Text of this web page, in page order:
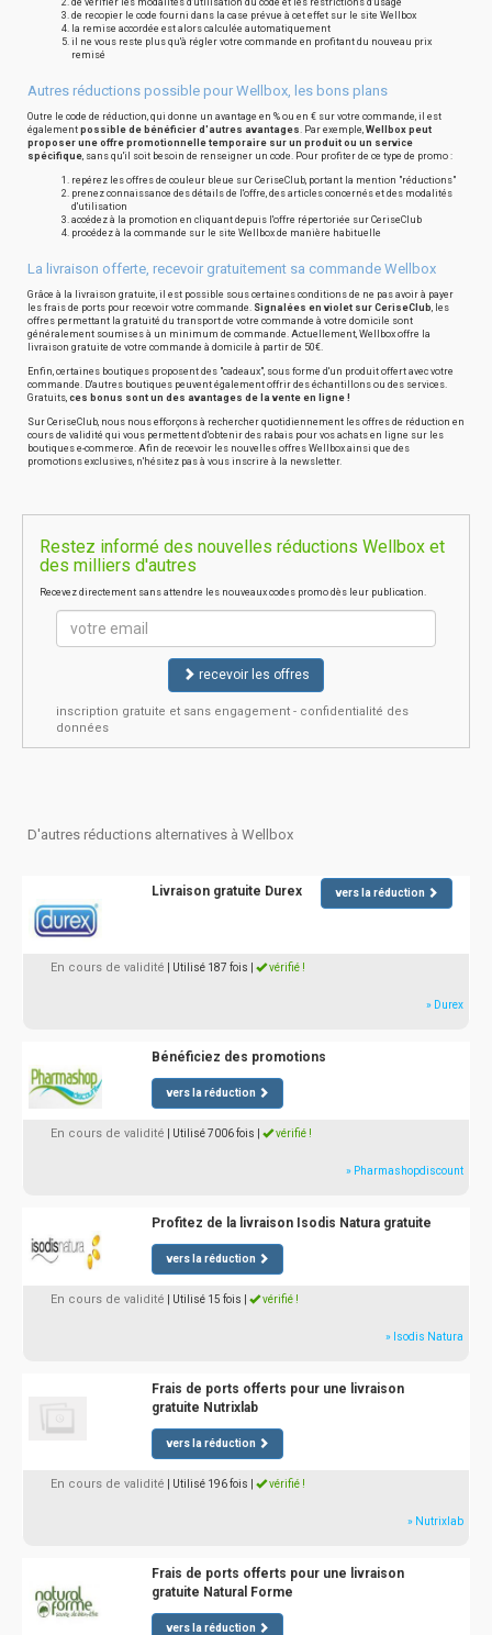
de vérifier les modalités d'utilisation du code et les restrictions d'usage
de recopier le code fourni dans la case prévue à cet effet sur le site Wellbox
la remise accordée est alors calculée automatiquement
il ne vous reste plus qu'à régler votre commande en profitant du nouveau prix
remisé
Autres réductions possible pour Wellbox, les bons plans
Outre le code de réduction, qui donne un avantage en % ou en € sur votre commande, il est
également possible de bénéficier d'autres avantages. Par exemple, Wellbox peut
proposer une offre promotionnelle temporaire sur un produit ou un service
spécifique, sans qu'il soit besoin de renseigner un code. Pour profiter de ce type de promo :
repérez les offres de couleur bleue sur CeriseClub, portant la mention "réductions"
prenez connaissance des détails de l'offre, des articles concernés et des modalités
d'utilisation
accédez à la promotion en cliquant depuis l'offre répertoriée sur CeriseClub
procédez à la commande sur le site Wellbox de manière habituelle
La livraison offerte, recevoir gratuitement sa commande Wellbox
Grâce à la livraison gratuite, il est possible sous certaines conditions de ne pas avoir à payer
les frais de ports pour recevoir votre commande. Signalées en violet sur CeriseClub, les
offres permettant la gratuité du transport de votre commande à votre domicile sont
généralement soumises à un minimum de commande. Actuellement, Wellbox offre la
livraison gratuite de votre commande à domicile à partir de 50€.
Enfin, certaines boutiques proposent des "cadeaux", sous forme d'un produit offert avec votre
commande. D'autres boutiques peuvent également offrir des échantillons ou des services.
Gratuits, ces bonus sont un des avantages de la vente en ligne !
Sur CeriseClub, nous nous efforçons à rechercher quotidiennement les offres de réduction en
cours de validité qui vous permettent d'obtenir des rabais pour vos achats en ligne sur les
boutiques e-commerce. Afin de recevoir les nouvelles offres Wellbox ainsi que des
promotions exclusives, n'hésitez pas à vous inscrire à la newsletter.
Restez informé des nouvelles réductions Wellbox et
des milliers d'autres
Recevez directement sans attendre les nouveaux codes promo dès leur publication.
recevoir les offres
inscription gratuite et sans engagement - confidentialité des
données
D'autres réductions alternatives à Wellbox
Livraison gratuite Durex vers la réduction
En cours de validité | Utilisé 187 fois vérifié !
» Durex
Bénéficiez des promotions
vers la réduction
En cours de validité | Utilisé 7006 fois vérifié !
» Pharmashopdiscount
Profitez de la livraison Isodis Natura gratuite
vers la réduction
En cours de validité | Utilisé 15 fois vérifié !
» Isodis Natura
Frais de ports offerts pour une livraison
gratuite Nutrixlab
vers la réduction
En cours de validité | Utilisé 196 fois vérifié !
» Nutrixlab
Frais de ports offerts pour une livraison
gratuite Natural Forme
vers la réduction